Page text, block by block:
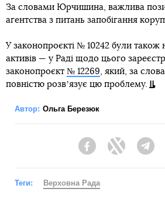
За словами Юрчишина, важлива
агентства з питань запобігання
У законопроєкті № 10242 були також
активів — у Раді щодо цього
законопроєкт № 12269 , який, за
повністю розвʼязує цю проблему.
Автор: Ольга Березюк
FacebookTwitter
Теги: Верховна Рада